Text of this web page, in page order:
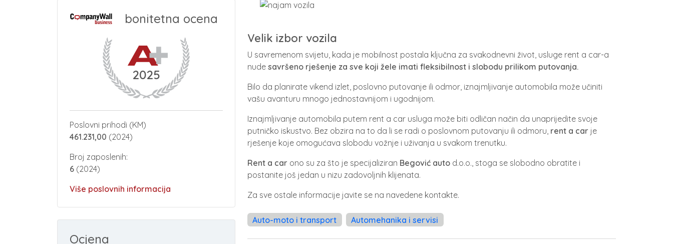
bonitetna ocena
2025
Poslovni prihodi (KM)
461.231,00 (2024)
Broj zaposlenih:
6 (2024)
Više poslovnih informacija
Ocjena
Velik izbor vozila
U savremenom svijetu, kada je mobilnost postala ključna za svakodnevni život, usluge rent a car-a
nude savršeno rješenje za sve koji žele imati fleksibilnost i slobodu prilikom putovanja.
Bilo da planirate vikend izlet, poslovno putovanje ili odmor, iznajmljivanje automobila može učiniti
vašu avanturu mnogo jednostavnijom i ugodnijom.
Iznajmljivanje automobila putem rent a car usluga može biti odličan način da unaprijedite svoje
putničko iskustvo. Bez obzira na to da li se radi o poslovnom putovanju ili odmoru, rent a car je
rješenje koje omogućava slobodu vožnje i uživanja u svakom trenutku.
Rent a car ono su za što je specijaliziran Begović auto d.o.o., stoga se slobodno obratite i
postanite još jedan u nizu zadovoljnih klijenata.
Za sve ostale informacije javite se na navedene kontakte.
Auto-moto i transport Automehanika i servisi